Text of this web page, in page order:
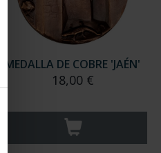
MEDALLA DE COBRE 'JAÉN'
18,00 €